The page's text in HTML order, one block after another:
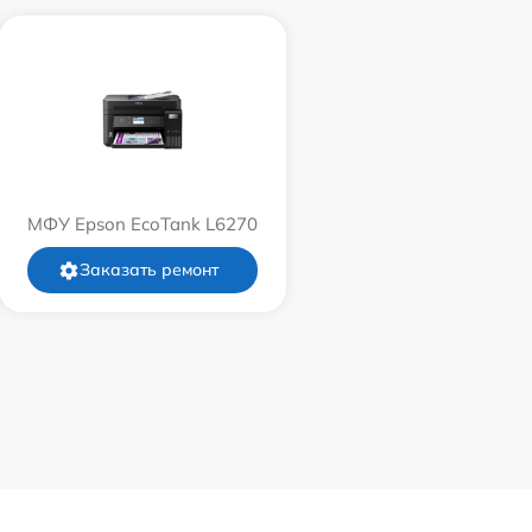
МФУ Epson EcoTank L6270
Заказать ремонт